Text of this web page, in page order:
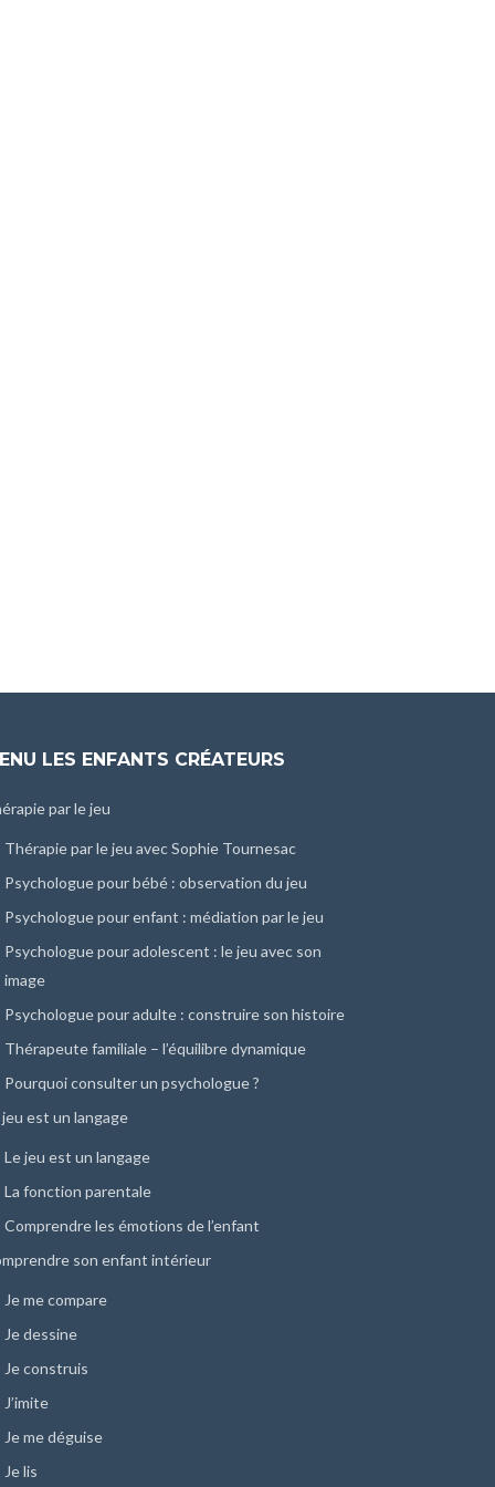
LES ENFANTS CRÉATEURS
par le jeu
Thérapie par le jeu avec Sophie Tournesac
Psychologue pour bébé : observation du jeu
Psychologue pour enfant : médiation par le jeu
Psychologue pour adolescent : le jeu avec son
image
Psychologue pour adulte : construire son histoire
Thérapeute familiale – l’équilibre dynamique
Pourquoi consulter un psychologue ?
jeu est un langage
Le jeu est un langage
La fonction parentale
Comprendre les émotions de l’enfant
son enfant intérieur
Je me compare
Je dessine
Je construis
J’imite
Je me déguise
Je lis